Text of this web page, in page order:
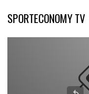
SPORTECONOMY TV